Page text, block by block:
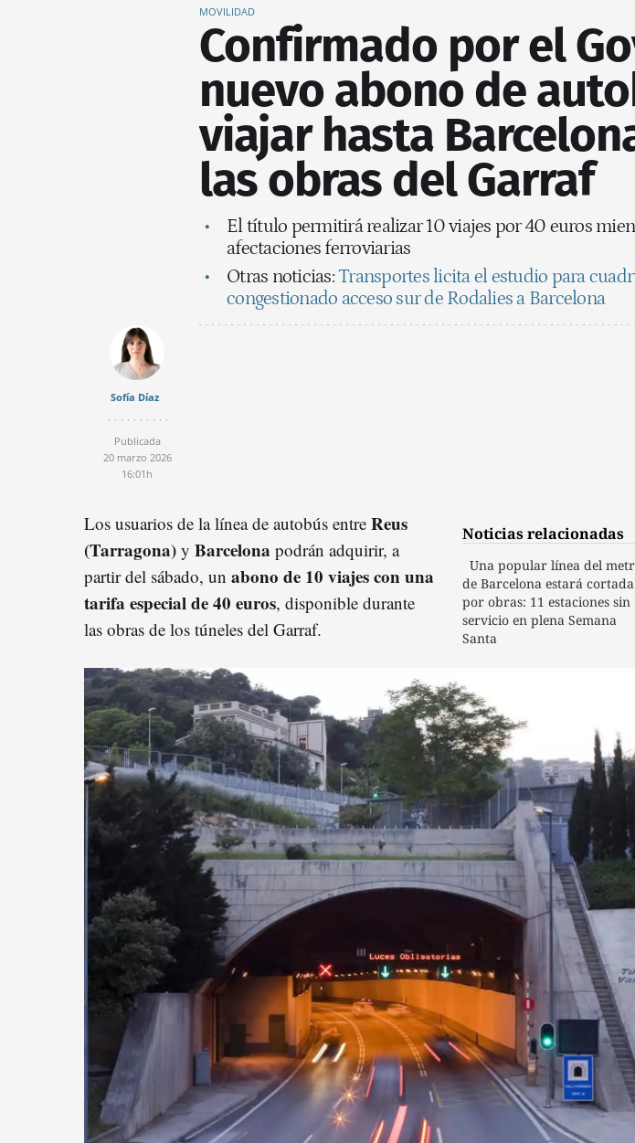
MOVILIDAD
Confirmado por el
nuevo abono de
viajar hasta
las obras del Garraf
El título permitirá realizar 10 viajes por 40 euros
afectaciones ferroviarias
Otras noticias:Transportes licita el estudio para
congestionado acceso sur de Rodalies a Barcelona
Sofía Díaz
Publicada
20 marzo 2026
16:01h
Noticias relacionadas
Una popular línea del
de Barcelona estará cortada
por obras: 11 estaciones sin
servicio en plena Semana
Santa
Los usuarios de la línea de autobús entre Reus
(Tarragona) y Barcelona podrán adquirir, a
partir del sábado, un abono de 10 viajes con una
tarifa especial de 40 euros, disponible durante
las obras de los túneles del Garraf.